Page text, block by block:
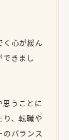
く心が緩ん
きまし
うことに
、転職や
バランス